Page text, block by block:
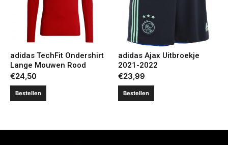
adidas TechFit Ondershirt
Lange Mouwen Rood
€24,50
Bestellen
adidas Ajax Uitbroekje
2021-2022
€23,99
Bestellen